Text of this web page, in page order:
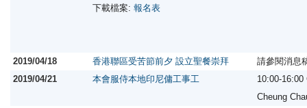
下載檔案: 報名表
2019/04/18 香港聯區受苦節前夕 設立聖餐崇拜
請參閱消息
2019/04/21
本會服侍本地印尼傭工事工
10:00-16:00
Cheung